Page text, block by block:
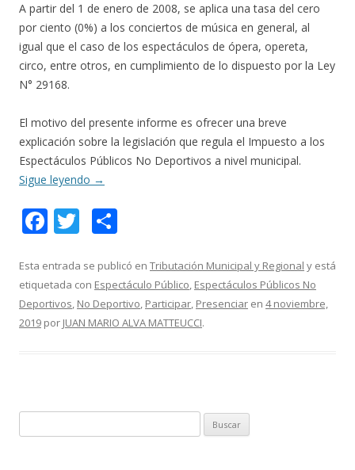
A partir del 1 de enero de 2008, se aplica una tasa del cero
por ciento (0%) a los conciertos de música en general, al
igual que el caso de los espectáculos de ópera, opereta,
circo, entre otros, en cumplimiento de lo dispuesto por la Ley
N° 29168.
El motivo del presente informe es ofrecer una breve
explicación sobre la legislación que regula el Impuesto a los
Espectáculos Públicos No Deportivos a nivel municipal.
Sigue leyendo →
F
e
b
o
T
itt
er
m
p
ar
Esta entrada se publicó en Tributación Municipal y Regional y está
etiquetada con Espectáculo Público, Espectáculos Públicos No
Deportivos, No Deportivo, Participar, Presenciar en 4 noviembre,
2019 por JUAN MARIO ALVA MATTEUCCI.
u